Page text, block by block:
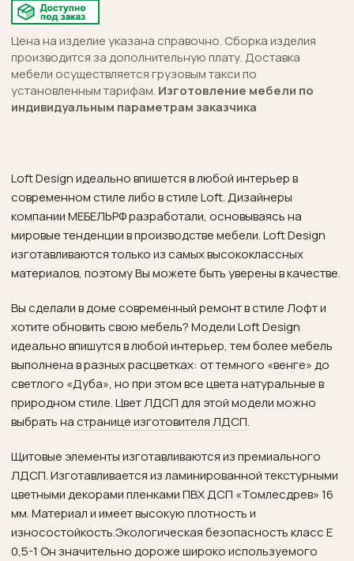
Написать
нам
Сделать
заказ
Акции
Контакты
Цена на изделие указана справочно. Сборка изделия
производится за дополнительную плату. Доставка
мебели осуществляется грузовым такси по
установленным тарифам. Изготовление мебели по
индивидуальным параметрам заказчика
Loft Design идеально впишется в любой интерьер в
современном стиле либо в стиле Loft. Дизайнеры
компании МЕБЕЛЬРФ разработали, основываясь на
мировые тенденции в производстве мебели. Loft Design
изготавливаются только из самых высококлассных
материалов, поэтому Вы можете быть уверены в качестве.
Вы сделали в доме современный ремонт в стиле Лофт и
хотите обновить свою мебель? Модели Loft Design
идеально впишутся в любой интерьер, тем более мебель
выполнена в разных расцветках: от темного «венге» до
светлого «Дуба», но при этом все цвета натуральные в
природном стиле. Цвет ЛДСП для этой модели можно
выбрать настранице изготовителя ЛДСП.
Щитовые элементы изготавливаются из премиального
ЛДСП. Изготавливается из ламинированной текстурными
цветными декорами пленками ПВХ ДСП «Томлесдрев» 16
мм. Материал и имеет высокую плотность и
износостойкость.Экологическая безопасность класс Е
0,5-1 Он значительно дороже широко используемого